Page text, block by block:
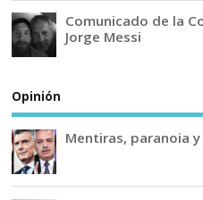
Comunicado de la
Jorge Messi
Opinión
Mentiras, paranoia